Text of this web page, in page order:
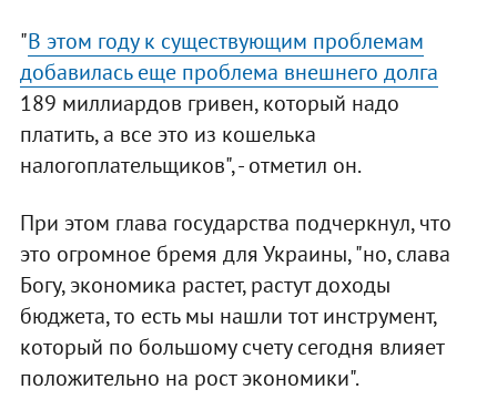
"В этом году к существующим проблемам
добавилась еще проблема внешнего долга
189 миллиардов гривен, который надо
платить, а все это из кошелька
налогоплательщиков", - отметил он.
При этом глава государства подчеркнул, что
это огромное бремя для Украины, "но, слава
Богу, экономика растет, растут доходы
бюджета, то есть мы нашли тот инструмент,
который по большому счету сегодня влияет
положительно на рост экономики".